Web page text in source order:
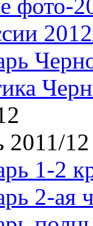
фото-
2011/12
1-2
2-ая